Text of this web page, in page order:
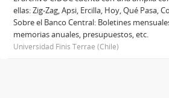
ellas: Zig-Zag, Apsi, Ercilla, Hoy, Qué Pasa,
Sobre el Banco Central: Boletines
memorias anuales, presupuestos, etc.
Universidad Finis Terrae (Chile)